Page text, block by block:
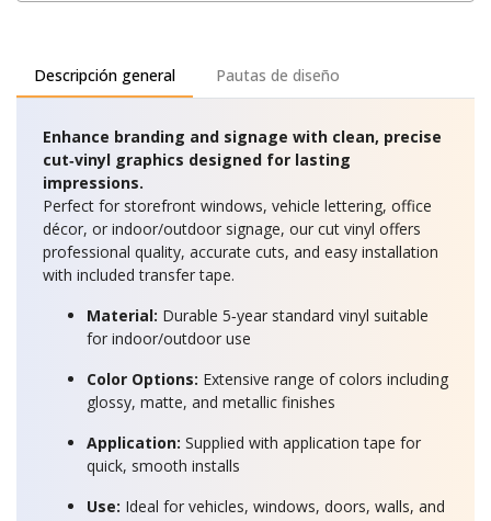
Descripción general Pautas de diseño
Enhance branding and signage with clean, precise
cut‑vinyl graphics designed for lasting
impressions.
Perfect for storefront windows, vehicle lettering, office
décor, or indoor/outdoor signage, our cut vinyl offers
professional quality, accurate cuts, and easy installation
with included transfer tape.
Material: Durable 5‑year standard vinyl suitable
for indoor/outdoor use
Color Options: Extensive range of colors including
glossy, matte, and metallic finishes
Application: Supplied with application tape for
quick, smooth installs
Use: Ideal for vehicles, windows, doors, walls, and